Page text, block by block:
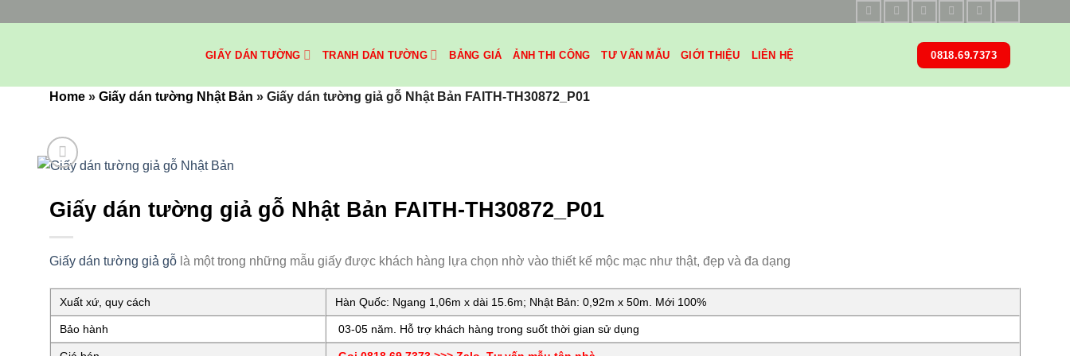
GIẤY DÁN TƯỜNG TRANH DÁN TƯỜNG BẢNG GIÁ ẢNH THI CÔNG TƯ VẤN MẪU GIỚI THIỆU LIÊN HỆ 0818.69.7373
Home » Giấy dán tường Nhật Bản » Giấy dán tường giả gỗ Nhật Bản FAITH-TH30872_P01
Giấy dán tường giả gỗ Nhật Bản FAITH-TH30872_P01
Giấy dán tường giả gỗ là một trong những mẫu giấy được khách hàng lựa chọn nhờ vào thiết kế mộc mạc như thật, đẹp và đa dạng
Xuất xứ, quy cách Hàn Quốc: Ngang 1,06m x dài 15.6m; Nhật Bản: 0,92m x 50m. Mới 100%
Bảo hành 03-05 năm. Hỗ trợ khách hàng trong suốt thời gian sử dụng